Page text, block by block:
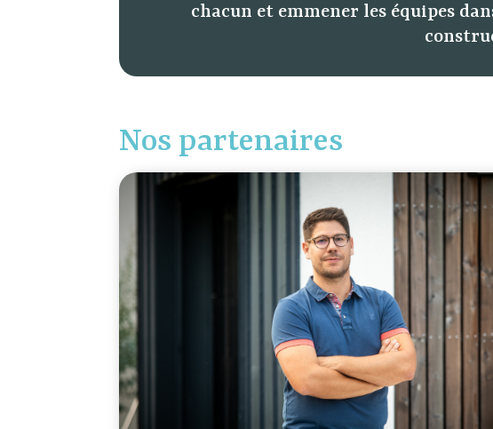
chacun et emmener les équipes
Nos partenaires